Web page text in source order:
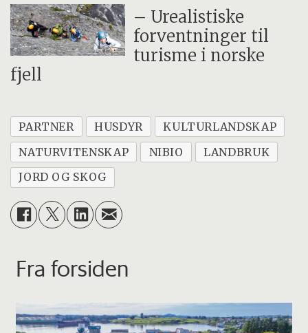
– Urealistiske
forventninger til
turisme i norske
fjell
PARTNER HUSDYR
KULTURLANDSKAP
NATURVITENSKAP
NIBIO
LANDBRUK
JORD OG SKOG
Fra forsiden